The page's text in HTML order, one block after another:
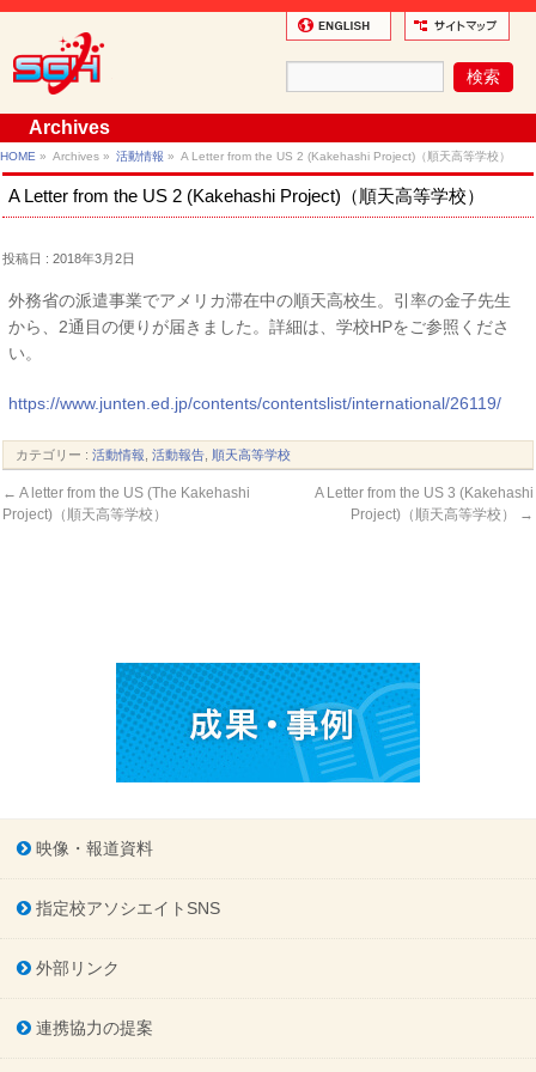
Archives
HOME » Archives » 活動情報 » A Letter from the US 2 (Kakehashi Project)（順天高等学校）
A Letter from the US 2 (Kakehashi Project)（順天高等学校）
投稿日 : 2018年3月2日
外務省の派遣事業でアメリカ滞在中の順天高校生。引率の金子先生
から、2通目の便りが届きました。詳細は、学校HPをご参照くださ
い。
https://www.junten.ed.jp/contents/contentslist/international/26119/
カテゴリー :活動情報 ,活動報告 順天高等学校
← A letter from the US (The Kakehashi
Project)（順天高等学校）
A Letter from the US 3 (Kakehashi
Project)（順天高等学校）
→
映像・報道資料
指定校アソシエイトSNS
外部リンク
連携協力の提案